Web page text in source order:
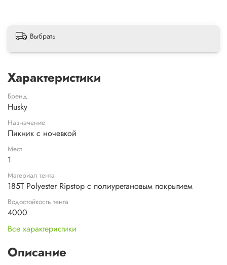
Выбрать
Характеристики
Бренд
Husky
Назначение
Пикник с ночевкой
Мест
1
Материал тента
185Т Polyester Ripstop с полиуретановым покрытием
Водостойкость тента
4000
Все характеристики
Описание